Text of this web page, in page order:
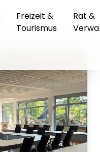
Freizeit &
Tourismus
Rat &